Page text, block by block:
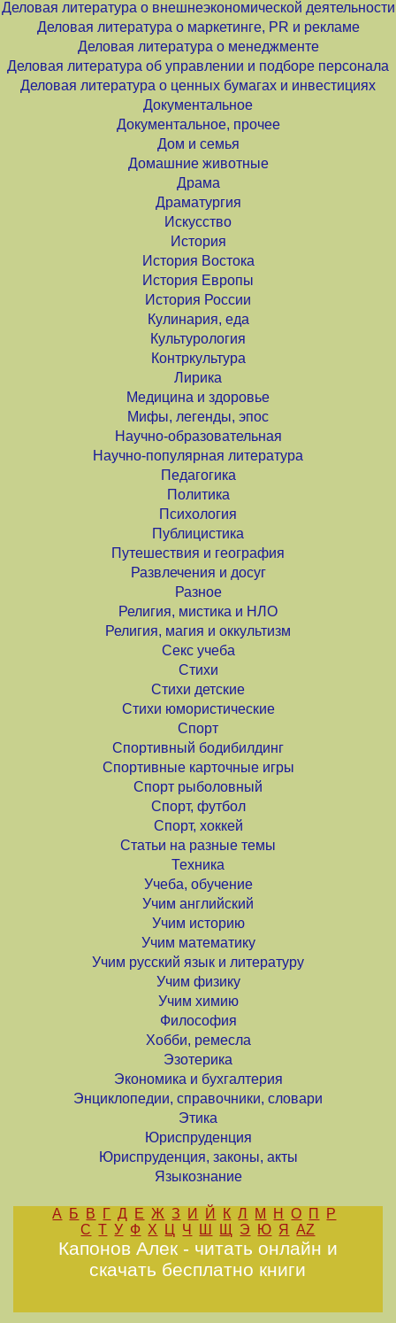
Деловая литература о внешнеэкономической деятельности
Деловая литература о маркетинге, PR и рекламе
Деловая литература о менеджменте
Деловая литература об управлении и подборе персонала
Деловая литература о ценных бумагах и инвестициях
Документальное
Документальное, прочее
Дом и семья
Домашние животные
Драма
Драматургия
Искусство
История
История Востока
История Европы
История России
Кулинария, еда
Культурология
Контркультура
Лирика
Медицина и здоровье
Мифы, легенды, эпос
Научно-образовательная
Научно-популярная литература
Педагогика
Политика
Психология
Публицистика
Путешествия и география
Развлечения и досуг
Разное
Религия, мистика и НЛО
Религия, магия и оккультизм
Секс учеба
Стихи
Стихи детские
Стихи юмористические
Спорт
Спортивный бодибилдинг
Спортивные карточные игры
Спорт рыболовный
Спорт, футбол
Спорт, хоккей
Статьи на разные темы
Техника
Учеба, обучение
Учим английский
Учим историю
Учим математику
Учим русский язык и литературу
Учим физику
Учим химию
Философия
Хобби, ремесла
Эзотерика
Экономика и бухгалтерия
Энциклопедии, справочники, словари
Этика
Юриспруденция
Юриспруденция, законы, акты
Языкознание
А Б В Г Д Е Ж З И Й К Л М Н О П
Р
С Т У Ф Х Ц Ч Ш Щ Э Ю Я AZ
Капонов Алек - читать онлайн и
скачать бесплатно книги